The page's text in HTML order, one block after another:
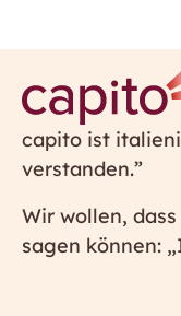
capito ist
verstanden.”
Wir wollen,
sagen können: